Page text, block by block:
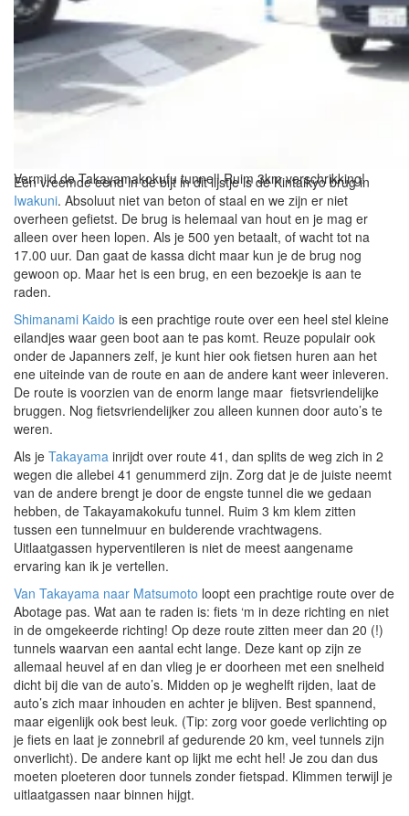
Vermijd de Takayamakokufu tunnel! Ruim 3km verschrikking!
Een vreemde eend in de bijt in dit lijstje is de Kintaikyo brug in
Iwakuni. Absoluut niet van beton of staal en we zijn er niet
overheen gefietst. De brug is helemaal van hout en je mag er
alleen over heen lopen. Als je 500 yen betaalt, of wacht tot na
17.00 uur. Dan gaat de kassa dicht maar kun je de brug nog
gewoon op. Maar het is een brug, en een bezoekje is aan te
raden.
Shimanami Kaido is een prachtige route over een heel stel kleine
eilandjes waar geen boot aan te pas komt. Reuze populair ook
onder de Japanners zelf, je kunt hier ook fietsen huren aan het
ene uiteinde van de route en aan de andere kant weer inleveren.
De route is voorzien van de enorm lange maar fietsvriendelijke
bruggen. Nog fietsvriendelijker zou alleen kunnen door auto’s te
weren.
Als je Takayama inrijdt over route 41, dan splits de weg zich in 2
wegen die allebei 41 genummerd zijn. Zorg dat je de juiste neemt
van de andere brengt je door de engste tunnel die we gedaan
hebben, de Takayamakokufu tunnel. Ruim 3 km klem zitten
tussen een tunnelmuur en bulderende vrachtwagens.
Uitlaatgassen hyperventileren is niet de meest aangename
ervaring kan ik je vertellen.
Van Takayama naar Matsumoto loopt een prachtige route over de
Abotage pas. Wat aan te raden is: fiets ‘m in deze richting en niet
in de omgekeerde richting! Op deze route zitten meer dan 20 (!)
tunnels waarvan een aantal echt lange. Deze kant op zijn ze
allemaal heuvel af en dan vlieg je er doorheen met een snelheid
dicht bij die van de auto’s. Midden op je weghelft rijden, laat de
auto’s zich maar inhouden en achter je blijven. Best spannend,
maar eigenlijk ook best leuk. (Tip: zorg voor goede verlichting op
je fiets en laat je zonnebril af gedurende 20 km, veel tunnels zijn
onverlicht). De andere kant op lijkt me echt hel! Je zou dan dus
moeten ploeteren door tunnels zonder fietspad. Klimmen terwijl je
uitlaatgassen naar binnen hijgt.